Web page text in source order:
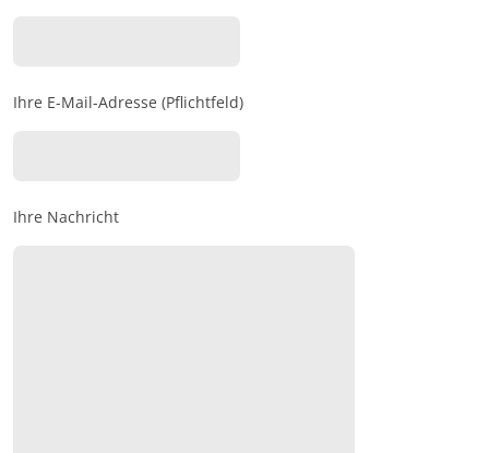
Ihre E-Mail-Adresse (Pflichtfeld)
Ihre Nachricht